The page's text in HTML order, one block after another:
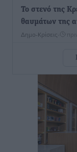
Το στενό της
θαυμάτων της
Δημο-Κρίσεις
ΣΕΤΕ:
για τον
Ειδήσεις•
Γ.
Γεωργιάδη” –
και